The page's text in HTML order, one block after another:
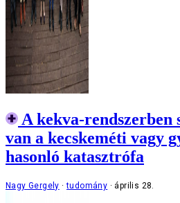
A kekva-rendszerben
van a kecskeméti vagy
hasonló katasztrófa
Nagy Gergely tudomány április 28.